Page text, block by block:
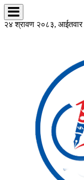
२४ श्रावण २०८३, आईतवार